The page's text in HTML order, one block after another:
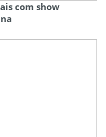
com show